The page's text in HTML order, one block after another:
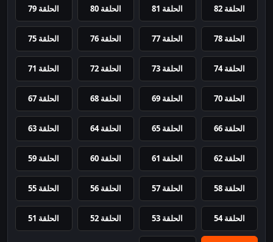
الحلقة 82 الحلقة 81 الحلقة 80 الحلقة 79
الحلقة 78 الحلقة 77 الحلقة 76 الحلقة 75
الحلقة 74 الحلقة 73 الحلقة 72 الحلقة 71
الحلقة 70 الحلقة 69 الحلقة 68 الحلقة 67
الحلقة 66 الحلقة 65 الحلقة 64 الحلقة 63
الحلقة 62 الحلقة 61 الحلقة 60 الحلقة 59
الحلقة 58 الحلقة 57 الحلقة 56 الحلقة 55
الحلقة 54 الحلقة 53 الحلقة 52 الحلقة 51